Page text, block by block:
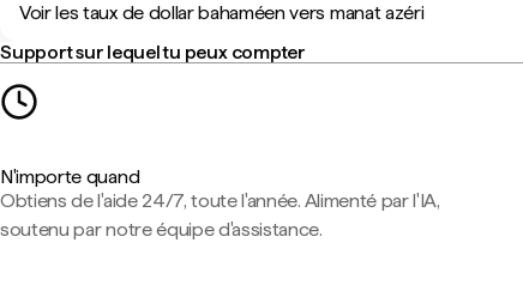
Voir les taux de dollar bahaméen vers manat azéri
Support sur lequel tu peux compter
N'importe quand
Obtiens de l'aide 24/7, toute l'année. Alimenté par l'IA,
soutenu par notre équipe d'assistance.